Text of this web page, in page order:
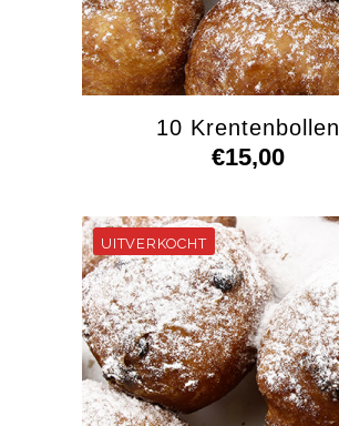
10 Krentenbollen
€15,00